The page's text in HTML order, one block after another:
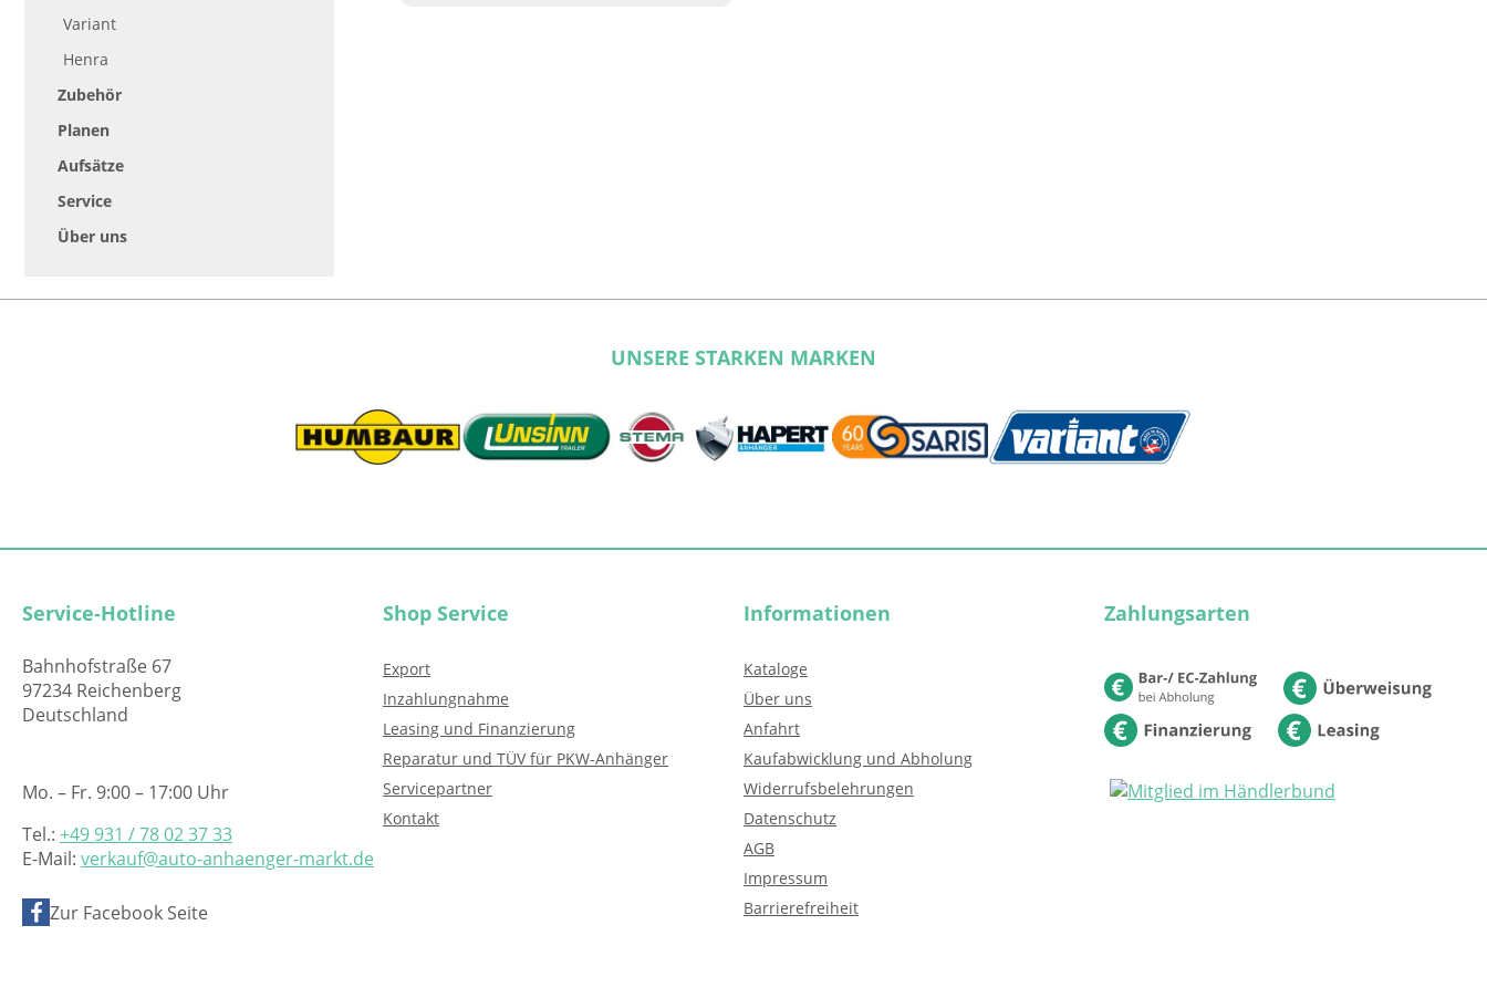
Variant
Henra
Zubehör
Planen
Aufsätze
Service
Über uns
UNSERE STARKEN MARKEN
Service-Hotline
Bahnhofstraße 67
97234 Reichenberg
Deutschland
Mo. – Fr. 9:00 – 17:00 Uhr
Tel.: +49 931 / 78 02 37 33
E-Mail: verkauf@auto-anhaenger-markt.de
Zur Facebook Seite
Shop Service
Export
Inzahlungnahme
Leasing und Finanzierung
Reparatur und TÜV für PKW-Anhänger
Servicepartner
Kontakt
Informationen
Kataloge
Über uns
Anfahrt
Kaufabwicklung und Abholung
Widerrufsbelehrungen
Datenschutz
AGB
Impressum
Barrierefreiheit
Zahlungsarten